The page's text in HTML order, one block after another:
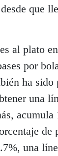
que
al plato
por
ha
una
una